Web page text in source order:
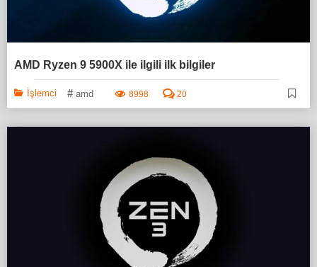
AMD Ryzen 9 5900X ile ilgili ilk bilgiler
İşlemci # amd 8998 20